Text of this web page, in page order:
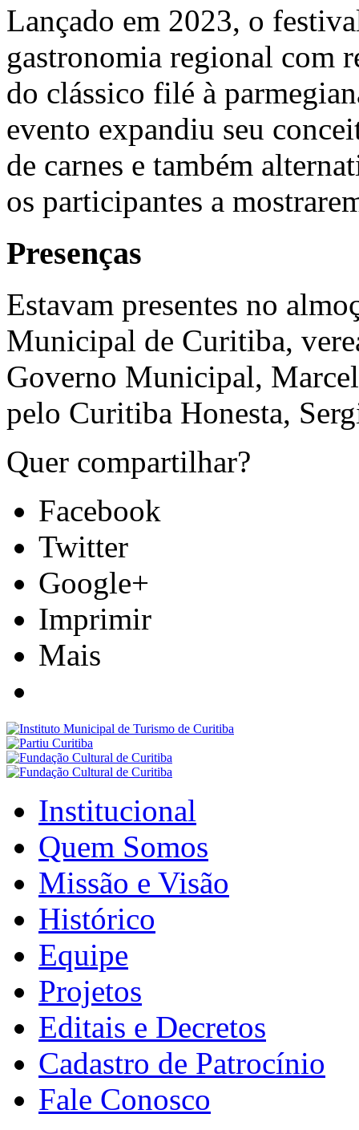
Lançado em 2023, o
gastronomia regional com
do clássico filé à
evento expandiu seu
de carnes e também
os participantes a
Presenças
Estavam presentes no
Municipal de Curitiba,
Governo Municipal,
pelo Curitiba Honesta,
Quer compartilhar?
Facebook
Twitter
Google+
Imprimir
Mais
Institucional
Quem Somos
Missão e Visão
Histórico
Equipe
Projetos
Editais e Decretos
Cadastro de Patrocínio
Fale Conosco